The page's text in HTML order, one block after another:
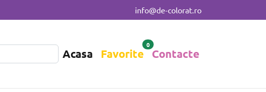
info@de-colorat.ro
Acasa Favorite
0
Contacte